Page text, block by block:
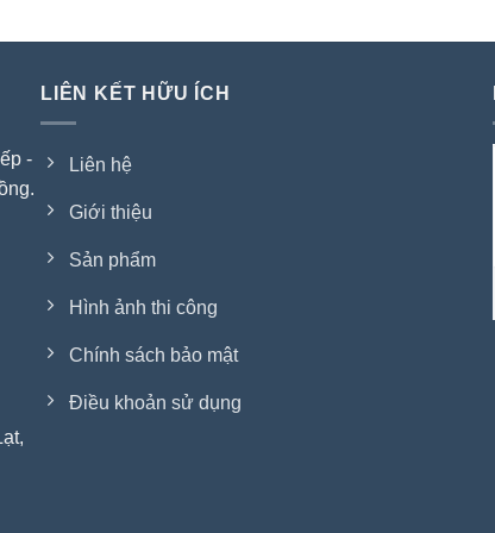
-
LIÊN KẾT HỮU ÍCH
Liên hệ
Giới thiệu
Sản phẩm
Hình ảnh thi công
Chính sách bảo mật
Điều khoản sử dụng